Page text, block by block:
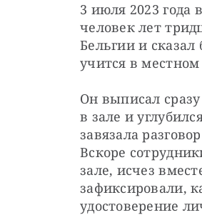
3 июля 2023
человек лет
Бельгии и
учится в местном
Он выписал
в зале и
завязала
Вскоре
зале, исчез
зафиксировали,
удостоверение